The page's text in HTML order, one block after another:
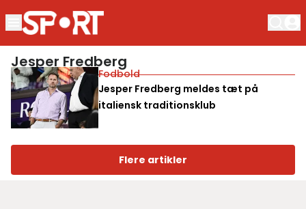
Jesper Fredberg
Fodbold
Jesper Fredberg meldes tæt på
italiensk traditionsklub
Flere artikler